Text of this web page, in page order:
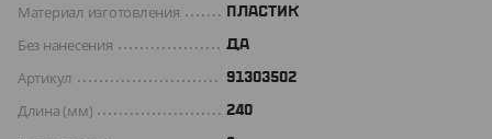
Материал изготовления ПЛАСТИК
Без нанесения ДА
Артикул 91303502
Длина (мм) 240